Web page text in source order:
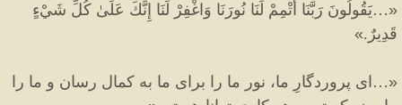
«…يَقُولُونَ رَبَّنَا أَتْمِمْ لَنَا نُورَنَا وَاغْفِرْ لَنَا إِنَّكَ عَلَىٰ كُلِّ شَيْءٍ
قَدِيرٌ.»
«…اى پروردگارِ ما، نور ما را براى ما به كمال رسان و ما را